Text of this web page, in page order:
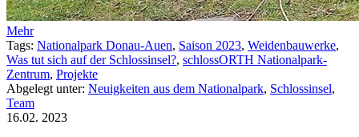
Mehr
Tags: Nationalpark Donau-Auen, Saison 2023, Weidenbauwerke,
Was tut sich auf der Schlossinsel?, schlossORTH Nationalpark-
Zentrum, Projekte
Abgelegt unter: Neuigkeiten aus dem Nationalpark, Schlossinsel,
Team
16.02. 2023